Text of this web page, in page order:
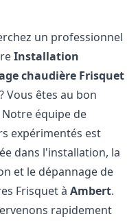
un professionnel
Installation
chaudière Frisquet
? Vous êtes au bon
équipe de
expérimentés est
dans l'installation, la
et le dépannage de
Frisquet àAmbert.
rapidement